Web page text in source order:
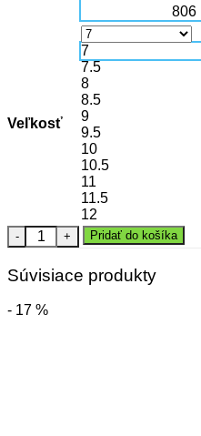
806
Veľkosť
7
7.5
8
8.5
9
9.5
10
10.5
11
11.5
12
množstvo Brankárske
Pridať do košíka
Súvisiace produkty
- 17 %